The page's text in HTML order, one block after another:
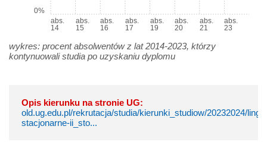
abs.
14
abs.
15
abs.
16
abs.
17
abs.
19
abs.
20
abs.
21
abs.
23
0%
wykres: procent absolwentów z lat 2014-2023, którzy
kontynuowali studia po uzyskaniu dyplomu
Opis kierunku na stronie UG:
old.ug.edu.pl/rekrutacja/studia/kierunki_studiow/20232024/
stacjonarne-ii_sto...